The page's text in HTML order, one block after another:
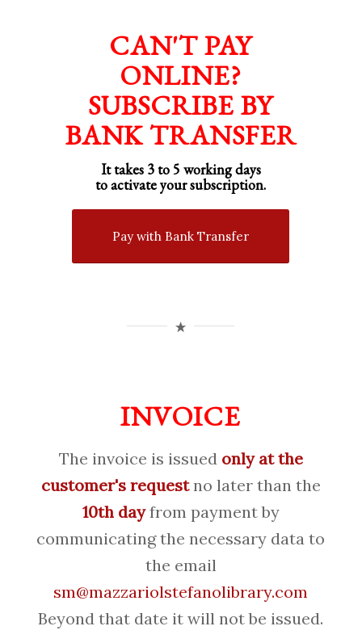
CAN'T PAY
ONLINE?
SUBSCRIBE BY
BANK TRANSFER
It takes 3 to 5 working days
to activate your subscription.
Pay with Bank Transfer
INVOICE
The invoice is issued only at the
customer's requestno later than the
10th dayfrom payment by
communicating the necessary data to
the email
sm@mazzariolstefanolibrary.com
Beyond that date it will not be issued.